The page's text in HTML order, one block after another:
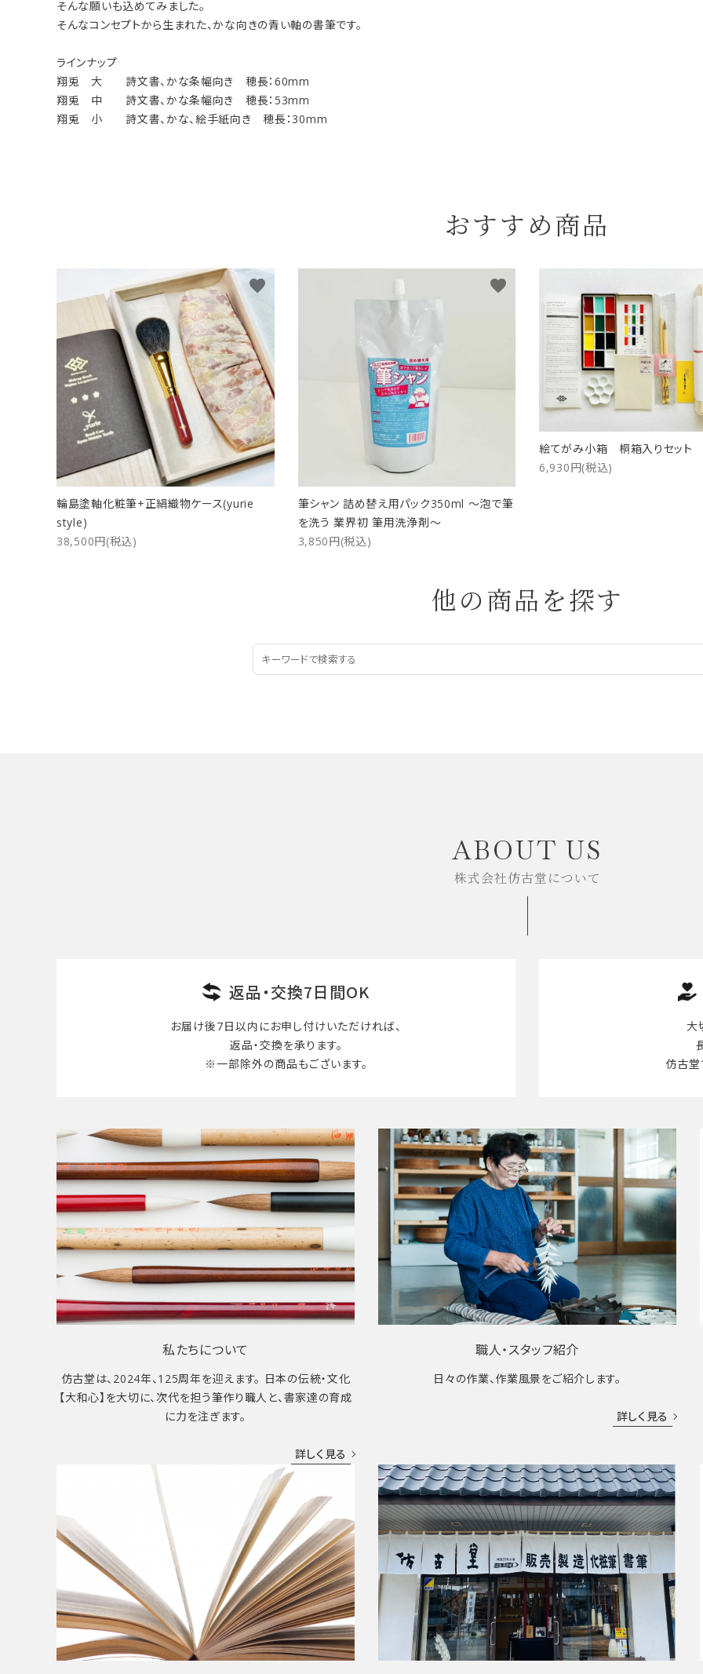
そんな願いも込めてみました。
そんなコンセプトから生まれた、かな向きの青い軸の書筆です。
ラインナップ
翔兎 大 詩文書、かな条幅向き 穂長：60mm
翔兎 中 詩文書、かな条幅向き 穂長：53mm
翔兎 小 詩文書、かな、絵手紙向き 穂長：30mm
おすすめ商品
輪島塗軸化粧筆+正絹織物ケース(yurie
style)
38,500円(税込)
favorite
筆シャン 詰め替え用パック350ml ～泡で筆
を洗う 業界初 筆用洗浄剤～
3,850円(税込)
favorite
絵てがみ小箱 桐箱入りセット
6,930円(税込)
他の商品を探す
ABOUT US
株式会社仿古堂について
返品・交換7日間OK
お届け後7日以内にお申し付けいただければ、
返品・交換を承ります。
※一部除外の商品もございます。
大
仿古堂
私たちについて
仿古堂は、2024年、125周年を迎えます。 日本の伝統・文化
【大和心】を大切に、次代を担う筆作り職人と、書家達の育成
に力を注ぎます。
詳しく見る
職人・スタッフ紹介
日々の作業、作業風景をご紹介します。
詳しく見る